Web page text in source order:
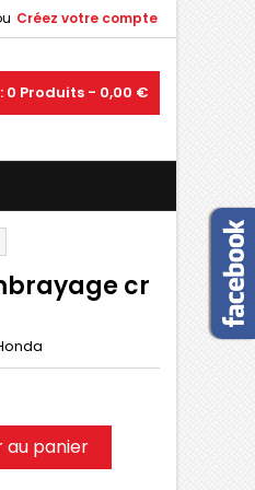
Créez votre compte
0 Produits - 0,00 €
cr
au panier